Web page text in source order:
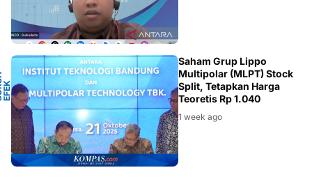
K
OA
Saham Grup Lippo
Multipolar (MLPT) Stock
Split, Tetapkan Harga
Teoretis Rp 1.040
1 week ago